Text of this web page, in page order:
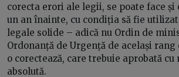
corecta erori ale legii, se poate face și
un an înainte, cu condiția să fie
legale solide – adică nu Ordin de
Ordonanță de Urgență de același rang
o corectează, care trebuie aprobată
absolută.